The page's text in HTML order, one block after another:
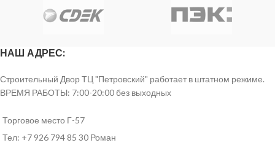
НАШ АДРЕС:
Строительный Двор ТЦ "Петровский" работает в штатном режиме.
ВРЕМЯ РАБОТЫ: 7:00-20:00 без выходных
Торговое место Г-57
Тел: +7 926 794 85 30 Роман